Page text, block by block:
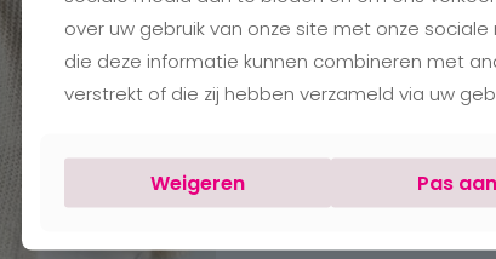
over uw gebruik van onze site met onze
die deze informatie kunnen combineren met
verstrekt of die zij hebben verzameld via uw
Weigeren Pas aan